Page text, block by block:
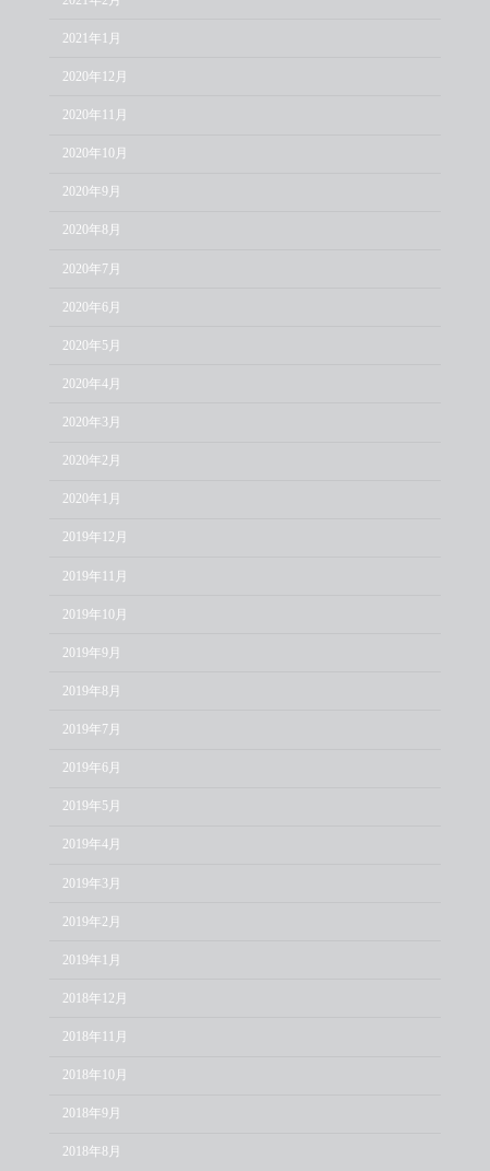
2021年1月
2020年12月
2020年11月
2020年10月
2020年9月
2020年8月
2020年7月
2020年6月
2020年5月
2020年4月
2020年3月
2020年2月
2020年1月
2019年12月
2019年11月
2019年10月
2019年9月
2019年8月
2019年7月
2019年6月
2019年5月
2019年4月
2019年3月
2019年2月
2019年1月
2018年12月
2018年11月
2018年10月
2018年9月
2018年8月